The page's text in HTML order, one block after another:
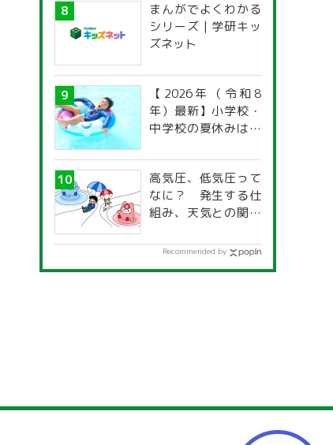
まんがでよくわかる
シリーズ | 学研キッ
ズネット
【2026年（令和8
年）最新】小学校・
中学校の夏休みはい
道府県別「夏季休暇
一覧」
高気圧、低気圧って
なに？ 発生する仕
組み、天気との関係
Recommended by